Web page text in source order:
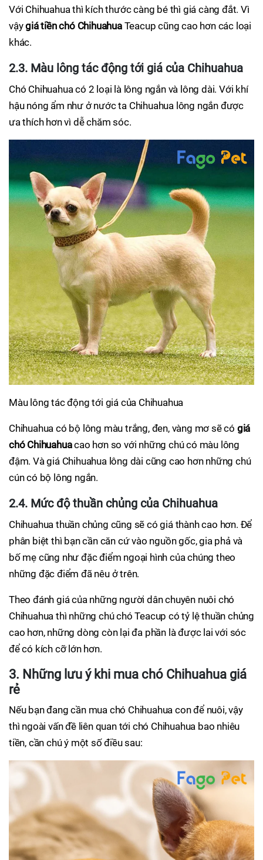
Với Chihuahua thì kích thước càng bé thì giá càng đắt. Vì
vậygiá tiền chó ChihuahuaTeacup cũng cao hơn các loại
khác.
2.3. Màu lông tác động tới giá của Chihuahua
Chó Chihuahua có 2 loại là lông ngắn và lông dài. Với khí
hậu nóng ẩm như ở nước ta Chihuahua lông ngắn được
ưa thích hơn vì dễ chăm sóc.
Màu lông tác động tới giá của Chihuahua
Chihuahua có bộ lông màu trắng, đen, vàng mơ sẽ có giá
chó Chihuahuacao hơn so với những chú có màu lông
đậm. Và giá Chihuahua lông dài cũng cao hơn những chú
cún có bộ lông ngắn.
2.4. Mức độ thuần chủng của Chihuahua
Chihuahua thuần chủng cũng sẽ có giá thành cao hơn. Để
phân biệt thì bạn cần căn cứ vào nguồn gốc, gia phả và
bố mẹ cũng như đặc điểm ngoại hình của chúng theo
những đặc điểm đã nêu ở trên.
Theo đánh giá của những người dân chuyên nuôi chó
Chihuahua thì những chú chó Teacup có tỷ lệ thuần chủng
cao hơn, những dòng còn lại đa phần là được lai với sóc
để có kích cỡ lớn hơn.
3. Những lưu ý khi mua chó Chihuahua giá
rẻ
Nếu bạn đang cần mua chó Chihuahua con để nuôi, vậy
thì ngoài vấn đề liên quan tới chó Chihuahua bao nhiêu
tiền, cần chú ý một số điều sau: